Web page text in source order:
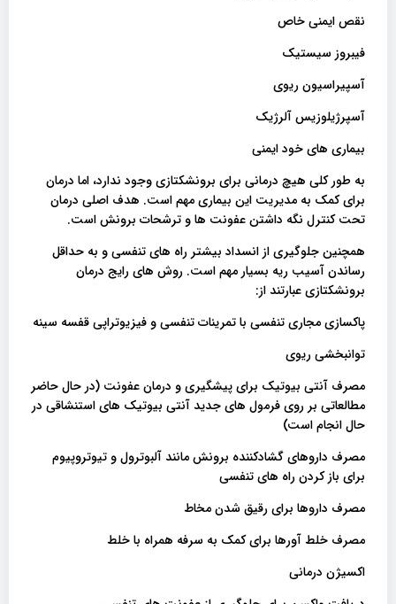
نقص ایمنی خاص
فیبروز سیستیک
آسپیراسیون ریوی
آسپرژیلوزیس آلرژیک
بیماری های خود ایمنی
به طور کلی هیچ درمانی برای برونشکتازی وجود ندارد، اما درمان
برای کمک به مدیریت این بیماری مهم است. هدف اصلی درمان
تحت کنترل نگه داشتن عفونت ها و ترشحات برونش است.
همچنین جلوگیری از انسداد بیشتر راه های تنفسی و به حداقل
رساندن آسیب ریه بسیار مهم است. روش های رایج درمان
برونشکتازی عبارتند از:
پاکسازی مجاری تنفسی با تمرینات تنفسی و فیزیوتراپی قفسه سینه
توانبخشی ریوی
مصرف آنتی بیوتیک برای پیشگیری و درمان عفونت (در حال حاضر
مطالعاتی بر روی فرمول های جدید آنتی بیوتیک های استنشاقی در
حال انجام است)
مصرف داروهای گشادکننده برونش مانند آلبوترول و تیوتروپیوم
برای باز کردن راه های تنفسی
مصرف داروها برای رقیق شدن مخاط
مصرف خلط آورها برای کمک به سرفه همراه با خلط
اکسیژن درمانی